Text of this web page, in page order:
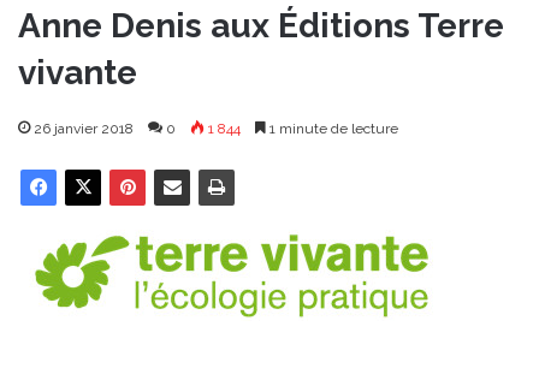
Anne Denis aux Éditions Terre
vivante
26 janvier 2018 0 1 844 1 minute de lecture